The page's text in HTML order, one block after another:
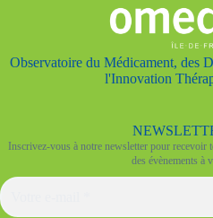
Observatoire du Médicament, des
l'Innovation
Inscrivez-vous à notre newsletter pour recevoir
des évènements à